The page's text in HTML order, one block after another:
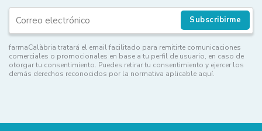
Subscribirme
farmaCalàbria tratará el email facilitado para remitirte comunicaciones
comerciales o promocionales en base a tu perfil de usuario, en caso de
otorgar tu consentimiento. Puedes retirar tu consentimiento y ejercer los
demás derechos reconocidos por la normativa aplicable aquí.